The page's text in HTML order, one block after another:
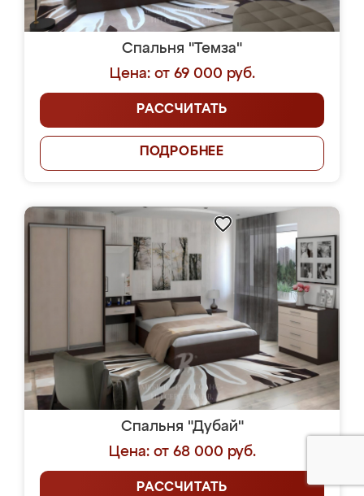
Спальня "Темза"
Цена: от 69 000 руб.
РАССЧИТАТЬ
ПОДРОБНЕЕ
Спальня "Дубай"
Цена: от 68 000 руб.
РАССЧИТАТЬ